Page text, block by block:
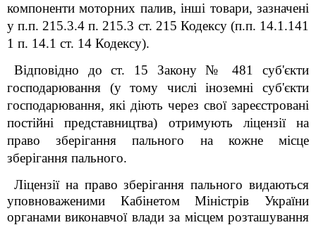
компоненти моторних палив, інші товари, зазначені
у п.п. 215.3.4 п. 215.3 ст. 215 Кодексу (п.п. 14.1.141
1 п. 14.1 ст. 14 Кодексу).
Відповідно до ст. 15 Закону № 481 суб'єкти
господарювання (у тому числі іноземні суб'єкти
господарювання, які діють через свої зареєстровані
постійні представництва) отримують ліцензії на
право зберігання пального на кожне місце
зберігання пального.
Ліцензії на право зберігання пального видаються
уповноваженими Кабінетом Міністрів України
органами виконавчої влади за місцем розташування